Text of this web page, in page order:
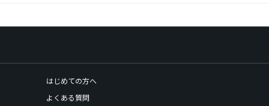
はじめての方へ
よくある質問